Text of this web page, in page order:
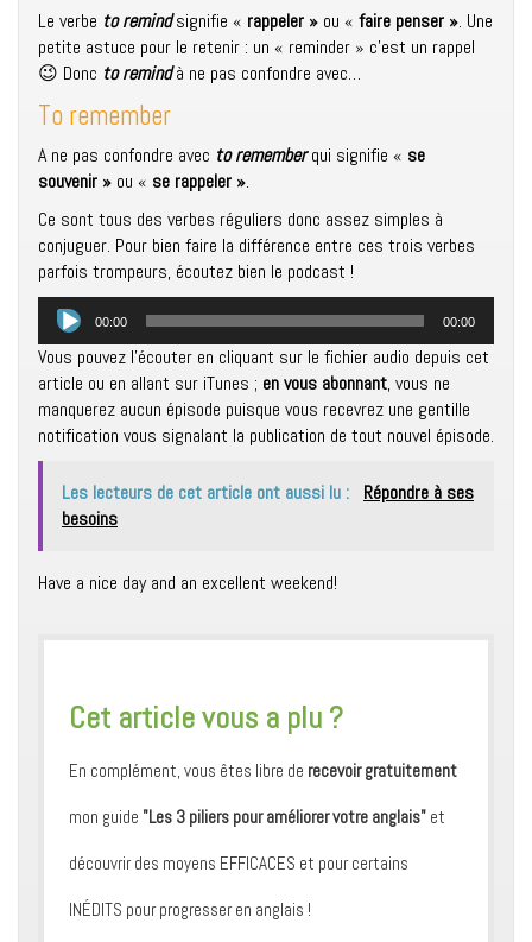
Le verbe to remindsignifie « rappeler » ou « faire penser ». Une
petite astuce pour le retenir : un « reminder » c’est un rappel
😉 Donc to remindà ne pas confondre avec…
To remember
A ne pas confondre avec to rememberqui signifie « se
souvenir » ou « se rappeler ».
Ce sont tous des verbes réguliers donc assez simples à
conjuguer. Pour bien faire la différence entre ces trois verbes
parfois trompeurs, écoutez bien le podcast !
Lecteur
audio
00:00 00:00
Vous pouvez l’écouter en cliquant sur le fichier audio depuis cet
article ou en allant sur iTunes ; en vous abonnant, vous ne
manquerez aucun épisode puisque vous recevrez une gentille
notification vous signalant la publication de tout nouvel épisode.
Les lecteurs de cet article ont aussi lu :
Répondre à ses
besoins
Have a nice day and an excellent weekend!
​Cet article vous a plu ?
En complément, vous êtes libre de recevoir gratuitement
mon guide "Les 3 piliers pour améliorer votre anglais" et
découvrir des moyens ​EFFICACES et pour certains ​
INÉDITS pour progresser en anglais !